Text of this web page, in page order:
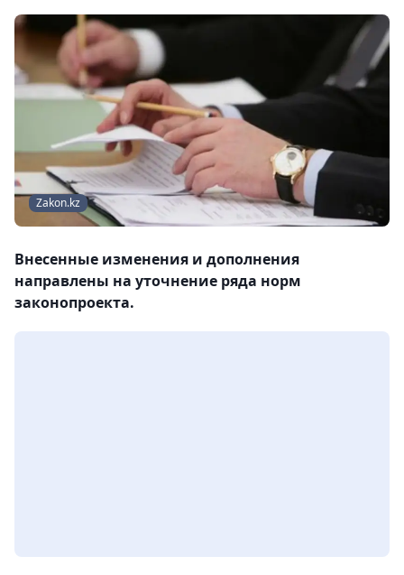
Zakon.kz
Внесенные изменения и дополнения
направлены на уточнение ряда норм
законопроекта.